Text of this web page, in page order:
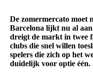
De zomermercato moet
Barcelona lijkt nu al
dreigt de markt in twee
clubs die snel willen
spelers die zich op het
duidelijk voor optie één.